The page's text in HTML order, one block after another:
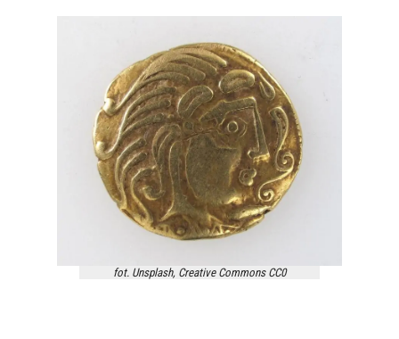
fot. Unsplash, Creative Commons CC0